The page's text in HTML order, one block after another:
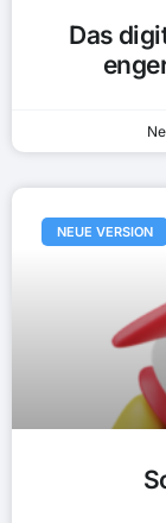
Das
NEUE VERSION